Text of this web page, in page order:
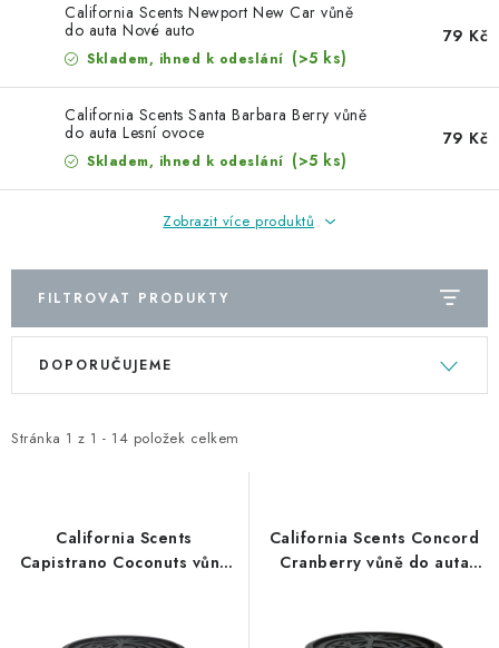
PRODÁVANÉ ZNAČKY
Věrnostní program
Všeobecné obchodní podmínky
California Scents Newport New Car vůně
do auta Nové auto
Skladem, ihned k odeslání (>5 ks)
79 Kč
California Scents Santa Barbara Berry vůně
do auta Lesní ovoce
Skladem, ihned k odeslání (>5 ks)
79 Kč
Zobrazit více produktů
FILTROVAT PRODUKTY
V
i
o
Stránka 1 z 1 - 14 položek celkem
Ř
e
r
DOPORUČUJEME
California Scents
Capistrano Coconuts vůně
California Scents Concord
Cranberry vůně do auta